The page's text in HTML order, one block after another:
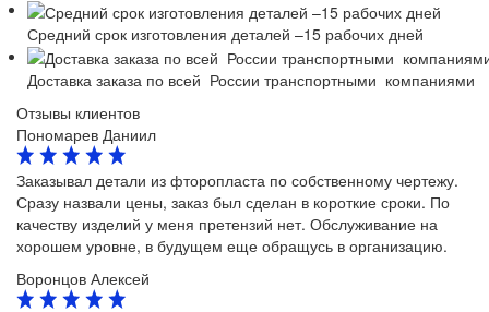
Средний срок изготовления деталей –15 рабочих дней
Доставка заказа по всей России транспортными компаниями
Отзывы клиентов
Пономарев Даниил
Заказывал детали из фторопласта по собственному чертежу.
Сразу назвали цены, заказ был сделан в короткие сроки. По
качеству изделий у меня претензий нет. Обслуживание на
хорошем уровне, в будущем еще обращусь в организацию.
Воронцов Алексей